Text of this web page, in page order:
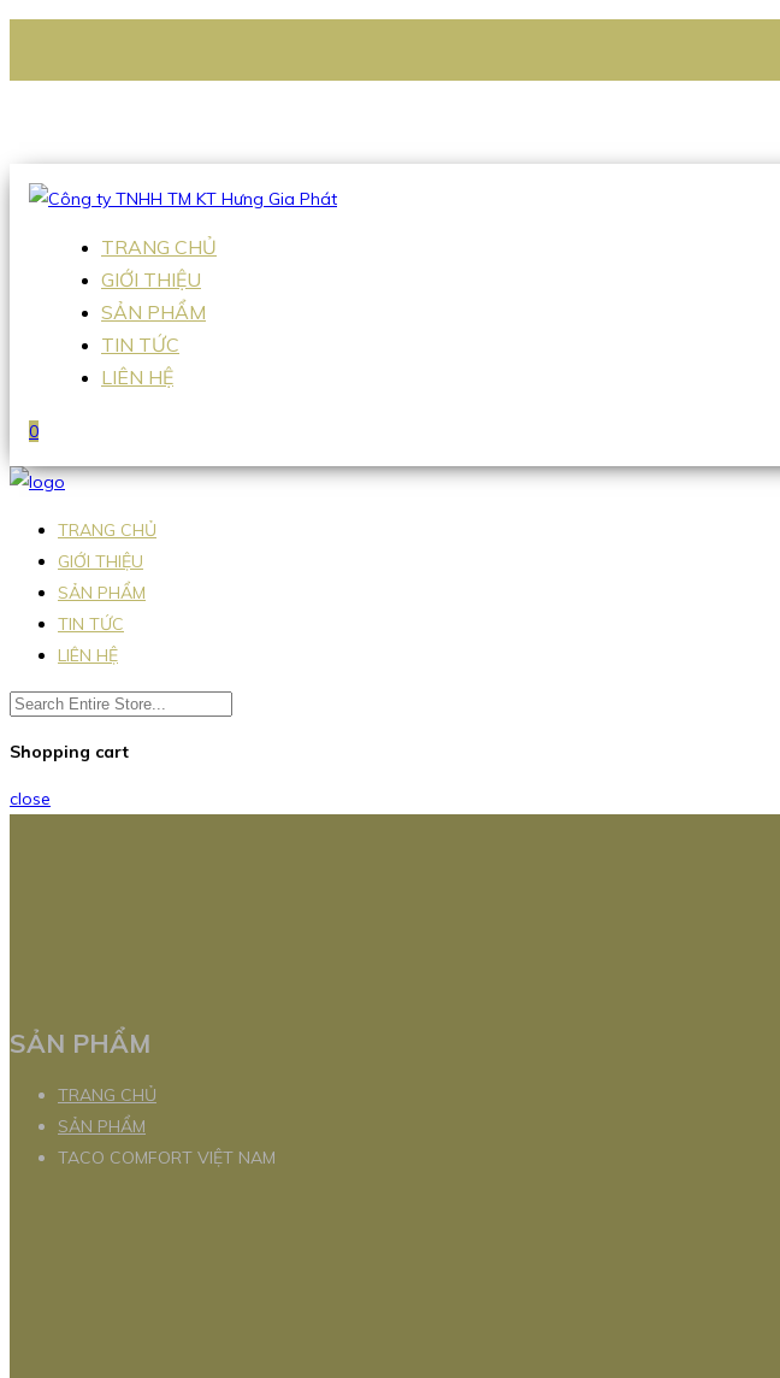
Hotline:0938 336 079
TRANG CHỦ
GIỚI THIỆU
SẢN PHẨM
TIN TỨC
LIÊN HỆ
0
TRANG CHỦ
GIỚI THIỆU
SẢN PHẨM
TIN TỨC
LIÊN HỆ
Shopping cart
close
SẢN PHẨM
TRANG CHỦ
SẢN PHẨM
TACO COMFORT VIỆT NAM